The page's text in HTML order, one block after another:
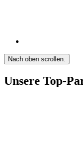
Nach oben scrollen.
Unsere Top-